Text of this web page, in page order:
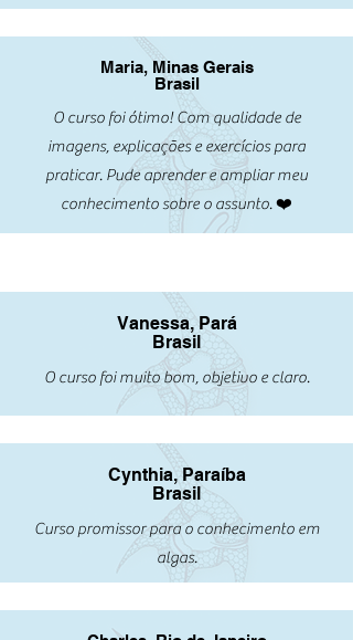
Maria, Minas Gerais
Brasil
O curso foi ótimo! Com qualidade de
imagens, explicações e exercícios para
praticar. Pude aprender e ampliar meu
conhecimento sobre o assunto. ❤️
Vanessa, Pará
Brasil
O curso foi muito bom, objetivo e claro.
Cynthia, Paraíba
Brasil
Curso promissor para o conhecimento em
algas.